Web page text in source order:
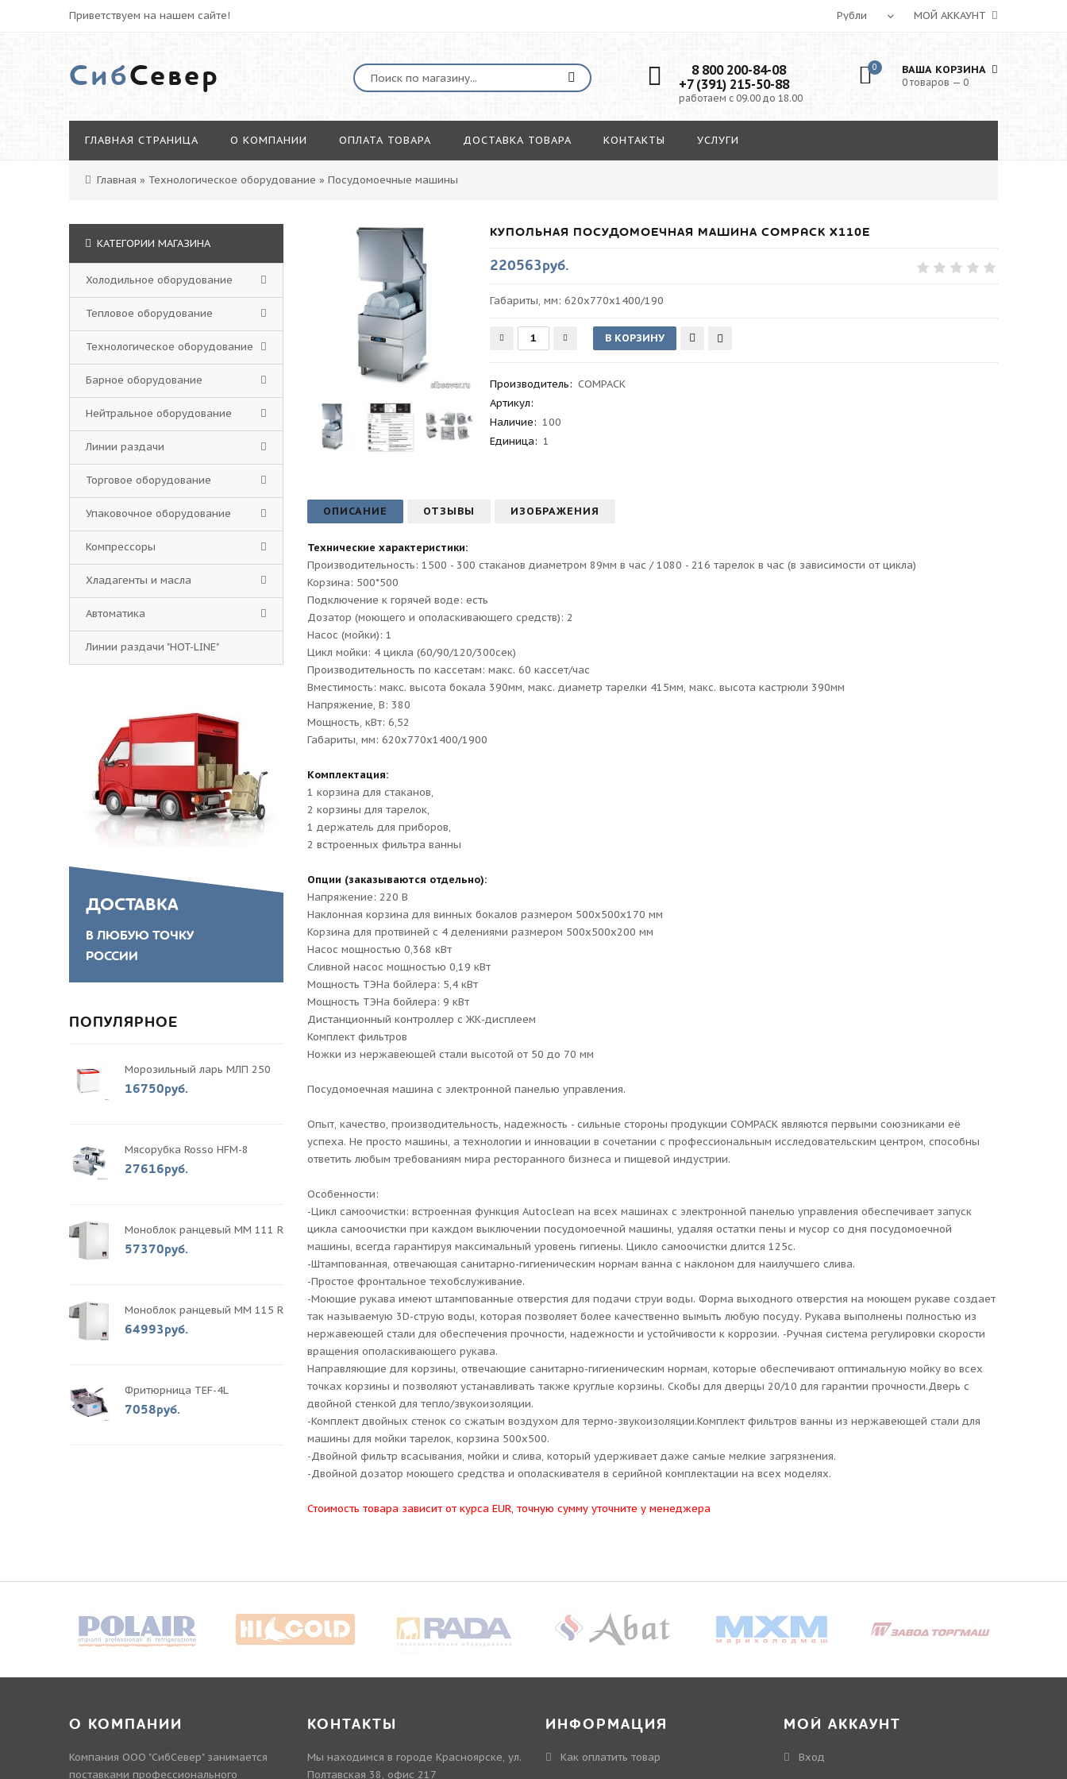
Приветствуем на нашем сайте! МОЙ АККАУНТ
СибСевер
8 800 200-84-08
+7 (391) 215-50-88
работаем с 09.00 до 18.00
0 ВАША КОРЗИНА
0 товаров — 0
ГЛАВНАЯ СТРАНИЦА О КОМПАНИИ ОПЛАТА ТОВАРА ДОСТАВКА ТОВАРА КОНТАКТЫ УСЛУГИ
Главная » Технологическое оборудование » Посудомоечные машины
КУПОЛЬНАЯ ПОСУДОМОЕЧНАЯ МАШИНА COMPACK X110E
220563руб.
Габариты, мм: 620х770х1400/190
Производитель: COMPACK
Артикул:
Наличие: 100
Единица: 1
ОПИСАНИЕ ОТЗЫВЫ ИЗОБРАЖЕНИЯ
Технические характеристики:
Производительность: 1500 - 300 стаканов диаметром 89мм в час / 1080 - 216 тарелок в час (в зависимости от цикла)
Корзина: 500*500
Подключение к горячей воде: есть
Дозатор (моющего и ополаскивающего средств): 2
Насос (мойки): 1
Цикл мойки: 4 цикла (60/90/120/300сек)
Производительность по кассетам: макс. 60 кассет/час
Вместимость: макс. высота бокала 390мм, макс. диаметр тарелки 415мм, макс. высота кастрюли 390мм
Напряжение, В: 380
Мощность, кВт: 6,52
Габариты, мм: 620х770х1400/1900
Комплектация:
1 корзина для стаканов,
2 корзины для тарелок,
1 держатель для приборов,
2 встроенных фильтра ванны
Опции (заказываются отдельно):
Напряжение: 220 В
Наклонная корзина для винных бокалов размером 500x500x170 мм
Корзина для протвиней с 4 делениями размером 500x500x200 мм
Насос мощностью 0,368 кВт
Сливной насос мощностью 0,19 кВт
Мощность ТЭНа бойлера: 5,4 кВт
Мощность ТЭНа бойлера: 9 кВт
Дистанционный контроллер с ЖК-дисплеем
Комплект фильтров
Ножки из нержавеющей cтали высотой от 50 до 70 мм
Посудомоечная машина с электронной панелью управления.
Опыт, качество, производительность, надежность - сильные стороны продукции COMPACK являются первыми союзниками её
успеха. Не просто машины, а технологии и инновации в сочетании с профессиональным исследовательским центром, способны
ответить любым требованиям мира ресторанного бизнеса и пищевой индустрии.
Особенности:
-Цикл самоочистки: встроенная функция Autoclean на всех машинах с электронной панелью управления обеспечивает запуск
цикла самоочистки при каждом выключении посудомоечной машины, удаляя остатки пены и мусор со дня посудомоечной
машины, всегда гарантируя максимальный уровень гигиены. Цикло самоочистки длится 125с.
-Штампованная, отвечающая санитарно-гигиеническим нормам ванна с наклоном для наилучшего слива.
-Простое фронтальное техобслуживание.
-Моющие рукава имеют штампованные отверстия для подачи струи воды. Форма выходного отверстия на моющем рукаве создает
так называемую 3D-струю воды, которая позволяет более качественно вымыть любую посуду. Рукава выполнены полностью из
нержавеющей стали для обеспечения прочности, надежности и устойчивости к коррозии. -Ручная система регулировки скорости
вращения ополаскивающего рукава.
Направляющие для корзины, отвечающие санитарно-гигиеническим нормам, которые обеспечивают оптимальную мойку во всех
точках корзины и позволяют устанавливать также круглые корзины. Скобы для дверцы 20/10 для гарантии прочности.Дверь с
двойной стенкой для тепло/звукоизоляции.
-Комплект двойных стенок со сжатым воздухом для термо-звукоизоляции.Комплект фильтров ванны из нержавеющей стали для
машины для мойки тарелок, корзина 500х500.
-Двойной фильтр всасывания, мойки и слива, который удерживает даже самые мелкие загрязнения.
-Двойной дозатор моющего средства и ополаскивателя в серийной комплектации на всех моделях.
Стоимость товара зависит от курса EUR, точную сумму уточните у менеджера
КАТЕГОРИИ МАГАЗИНА
Холодильное оборудование
Тепловое оборудование
Технологическое оборудование
Барное оборудование
Нейтральное оборудование
Линии раздачи
Торговое оборудование
Упаковочное оборудование
Компрессоры
Хладагенты и масла
Автоматика
Линии раздачи "HOT-LINE"
ДОСТАВКА
В ЛЮБУЮ ТОЧКУ
РОССИИ
ПОПУЛЯРНОЕ
Морозильный ларь МЛП 250
16750руб.
Мясорубка Rosso HFM-8
27616руб.
Моноблок ранцевый MM 111 R
57370руб.
Моноблок ранцевый MM 115 R
64993руб.
Фритюрница TEF-4L
7058руб.
О КОМПАНИИ
Компания ООО "СибСевер" занимается
поставками профессионального
КОНТАКТЫ
Мы находимся в городе Красноярске, ул.
Полтавская 38, офис 217
ИНФОРМАЦИЯ
Как оплатить товар
МОЙ АККАУНТ
Вход